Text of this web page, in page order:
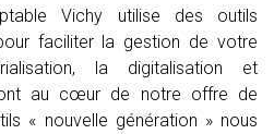
Vichy utilise des outils
faciliter la gestion de votre
la digitalisation et
au cœur de notre offre de
« nouvelle génération » nous